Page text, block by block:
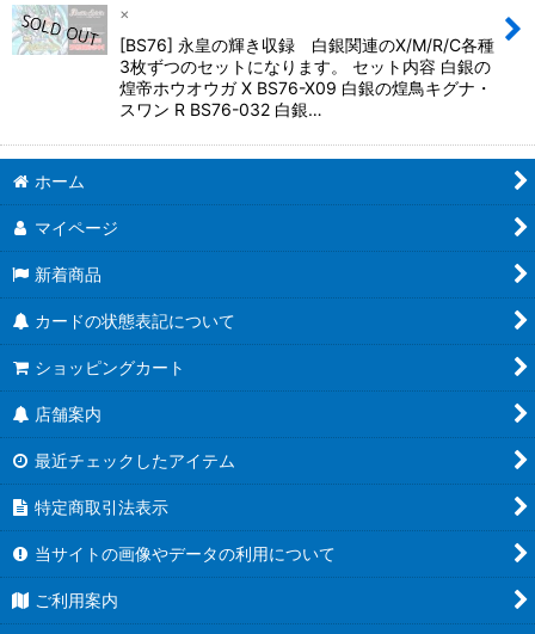
×
[BS76] 永皇の輝き収録 白銀関連のX/M/R/C各種
3枚ずつのセットになります。 セット内容 白銀の
煌帝ホウオウガ X BS76-X09 白銀の煌鳥キグナ・
スワン R BS76-032 白銀…
ホーム
マイページ
新着商品
カードの状態表記について
ショッピングカート
店舗案内
最近チェックしたアイテム
特定商取引法表示
当サイトの画像やデータの利用について
ご利用案内